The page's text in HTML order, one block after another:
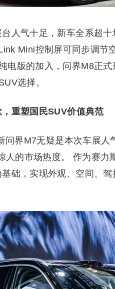
人气十足，新车全系超
Mini控制屏可同步调节
电版的加入，问界M8正
选择。
重塑国民SUV价值典范
问界M7无疑是本次车展
人的市场热度。 作为赛
础，实现外观、空间、